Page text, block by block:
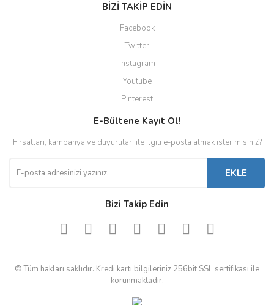
BİZİ TAKİP EDİN
Facebook
Twitter
Instagram
Youtube
Pinterest
E-Bültene Kayıt Ol!
Fırsatları, kampanya ve duyuruları ile ilgili e-posta almak ister misiniz?
EKLE
Bizi Takip Edin
© Tüm hakları saklıdır. Kredi kartı bilgileriniz 256bit SSL sertifikası ile
korunmaktadır.